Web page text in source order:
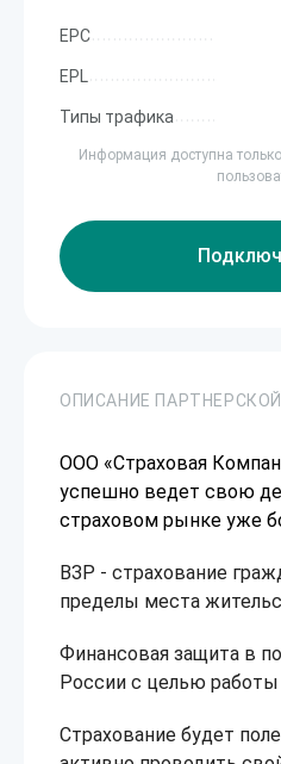
EPC
EPL
Типы трафика
Информация доступна
ОПИСАНИЕ
ООО «Страховая
успешно ведет свою
страховом рынке уже
ВЗР - страхование
пределы места
Финансовая защита в
России с целью работы
Страхование будет